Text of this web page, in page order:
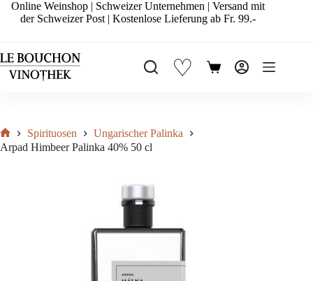
Zum
Inhalt
Online Weinshop | Schweizer Unternehmen | Versand mit
der Schweizer Post | Kostenlose Lieferung ab Fr. 99.-
♡ Warenkorb
Start
Spirituosen
Ungarischer Palinka
Arpad Himbeer Palinka 40% 50 cl